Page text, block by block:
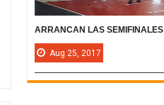
ARRANCAN LAS SEMIFINALES
Aug 25, 2017